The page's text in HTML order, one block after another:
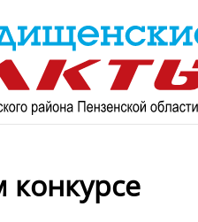
конкурсе